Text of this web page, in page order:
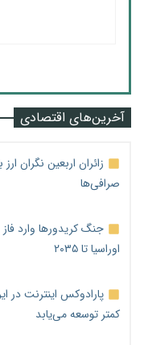
آخرین‌های اقتصادی
زائران اربعین نگران
صرافی‌ها
اوراسیا تا ۲۰۳۵
پارادوکس اینترنت در
کمتر توسعه می‌یابد